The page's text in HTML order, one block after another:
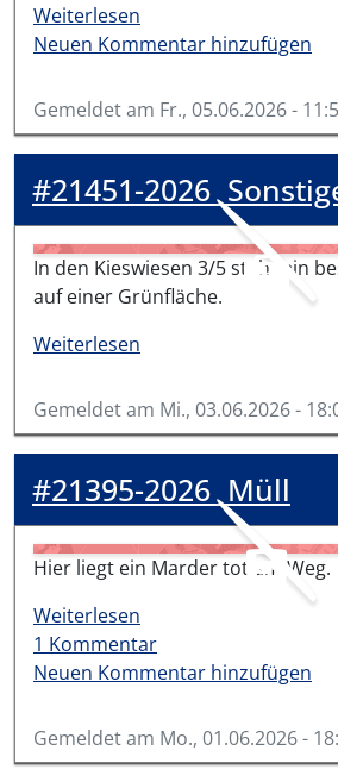
Weiterlesen
Neuen Kommentar hinzufügen
Gemeldet am Fr., 05.06.2026 -
#21451-2026
In den Kieswiesen 3/5 steht ein
auf einer Grünfläche.
Weiterlesen
Gemeldet am Mi., 03.06.2026 -
#21395-2026Müll
Hier liegt ein Marder tot am Weg.
Weiterlesen
1 Kommentar
Neuen Kommentar hinzufügen
Gemeldet am Mo., 01.06.2026 -